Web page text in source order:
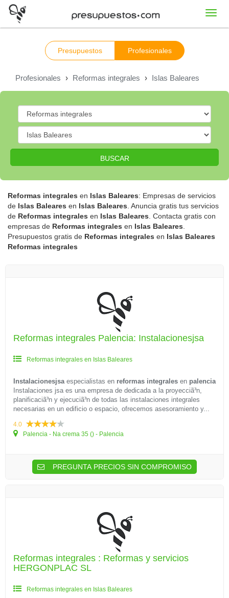
Presupuestos Profesionales
Profesionales › Reformas integrales › Islas Baleares
BUSCAR
Reformas integrales en Islas Baleares: Empresas de servicios
de Islas Baleares en Islas Baleares . Anuncia gratis tus servicios
de Reformas integrales en Islas Baleares . Contacta gratis con
empresas de Reformas integrales en Islas Baleares
Presupuestos gratis de Reformas integrales en Islas Baleares
Reformas integrales
Reformas integrales Palencia: Instalacionesjsa
Reformas integrales en Islas Baleares
Instalacionesjsaespecialistas en reformas integrales en palencia
Instalaciones jsa es una empresa de dedicada a la proyecciã³n,
planificaciã³n y ejecuciã³n de todas las instalaciones integrales
necesarias en un edificio o espacio, ofrecemos asesoramiento y...
4.0
Palencia - Na crema 35 () - Palencia
PREGUNTA PRECIOS SIN COMPROMISO
Reformas integrales : Reformas y servicios
HERGONPLAC SL
Reformas integrales en Islas Baleares